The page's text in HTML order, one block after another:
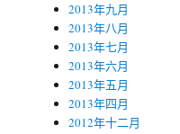
2013年九月
2013年八月
2013年七月
2013年六月
2013年五月
2013年四月
2012年十二月